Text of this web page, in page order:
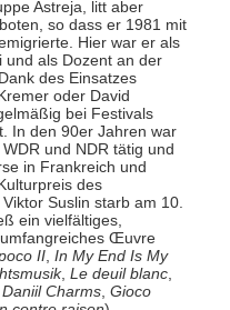
Astreja, litt aber
so dass er 1981 mit
Hier war er als
und als Dozent an der
des Einsatzes
oder David
bei Festivals
In den 90er Jahren war
und NDR tätig und
in Frankreich und
des
Suslin starb am 10.
ein vielfältiges,
Œuvre
II, In My End Is My
, Le deuil blanc,
Charms, Gioco